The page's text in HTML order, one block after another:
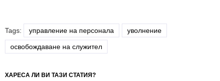
Tags: управление на персонала уволнение
освобождаване на служител
ХАРЕСА ЛИ ВИ ТАЗИ СТАТИЯ?